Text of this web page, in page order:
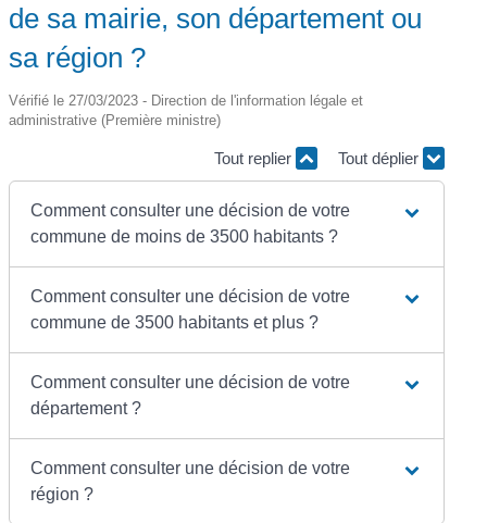
de sa mairie, son département ou
sa région ?
Vérifié le 27/03/2023 - Direction de l'information légale et
administrative (Première ministre)
Tout replier Tout déplier
Comment consulter une décision de votre
commune de moins de 3500 habitants ?
Comment consulter une décision de votre
commune de 3500 habitants et plus ?
Comment consulter une décision de votre
département ?
Comment consulter une décision de votre
région ?